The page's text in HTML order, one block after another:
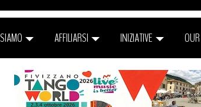
AFFILIARSI INIZIATIVE